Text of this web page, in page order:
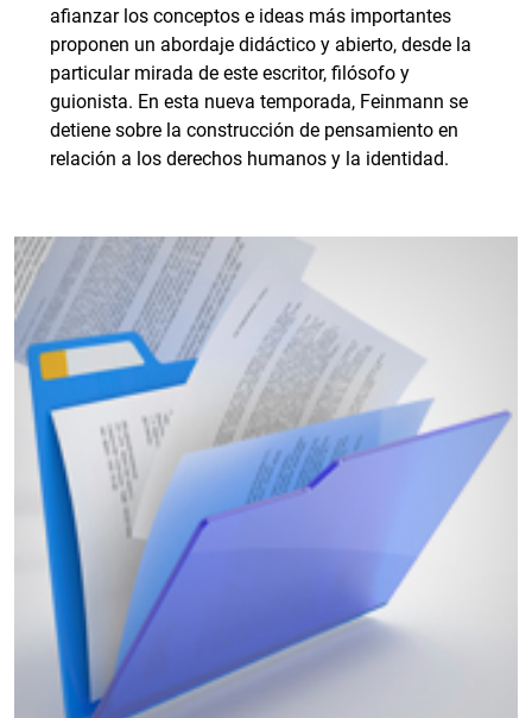
afianzar los conceptos e ideas más importantes
proponen un abordaje didáctico y abierto, desde la
particular mirada de este escritor, filósofo y
guionista. En esta nueva temporada, Feinmann se
detiene sobre la construcción de pensamiento en
relación a los derechos humanos y la identidad.